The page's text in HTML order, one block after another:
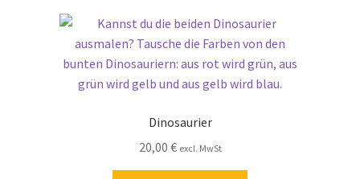
Dinosaurier
20,00 € excl. MwSt